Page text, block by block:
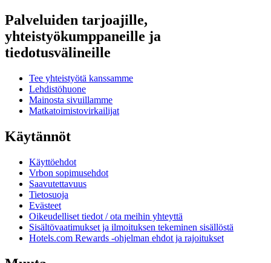
Palveluiden tarjoajille,
yhteistyökumppaneille ja
tiedotusvälineille
Tee yhteistyötä kanssamme
Lehdistöhuone
Mainosta sivuillamme
Matkatoimistovirkailijat
Käytännöt
Käyttöehdot
Vrbon sopimusehdot
Saavutettavuus
Tietosuoja
Evästeet
Oikeudelliset tiedot / ota meihin yhteyttä
Sisältövaatimukset ja ilmoituksen tekeminen sisällöstä
Hotels.com Rewards -ohjelman ehdot ja rajoitukset